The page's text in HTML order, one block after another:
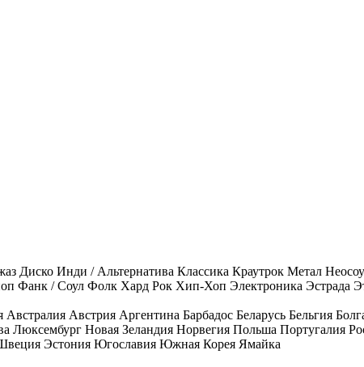
Диско Инди / Альтернатива Классика Краутрок Метал
Фанк / Соул Фолк Хард Рок Хип-Хоп Электроника Эстрада
Австралия Австрия Аргентина Барбадос Беларусь Бельгия
Люксембург Новая Зеландия Норвегия Польша Португалия
Эстония Югославия Южная Корея Ямайка